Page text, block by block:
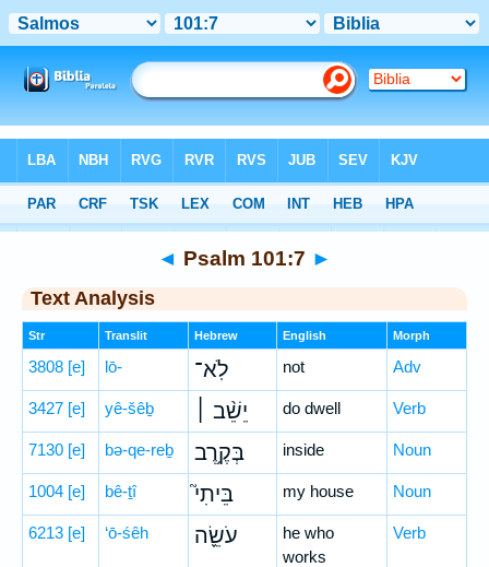
Hebrew> Psalm 101:7
◄ Psalm 101:7 ►
Text Analysis
Str Translit Hebrew English Morph
3808 [e] lō- לֹֽא־ not Adv
3427 [e] yê-šêḇ יֵשֵׁ֨ב ׀ do dwell Verb
7130 [e] bə-qe-reḇ בְּקֶ֥רֶב inside Noun
1004 [e] bê-ṯî בֵּיתִי֮ my house Noun
6213 [e] ‘ō-śêh עֹשֵׂ֪ה
he who
works
Verb